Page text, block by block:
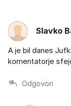
Slavko
A je bil danes
komentatorje
Odgovori